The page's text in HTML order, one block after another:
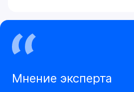
Мнение эксперта